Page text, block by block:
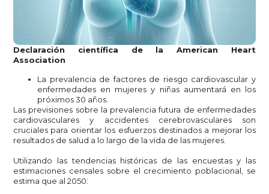
Declaración científica de la American Heart
Association
La prevalencia de factores de riesgo cardiovascular y
enfermedades en mujeres y niñas aumentará en los
próximos 30 años.
Las previsiones sobre la prevalencia futura de enfermedades
cardiovasculares y accidentes cerebrovasculares son
cruciales para orientar los esfuerzos destinados a mejorar los
resultados de salud a lo largo de la vida de las mujeres.
Utilizando las tendencias históricas de las encuestas y las
estimaciones censales sobre el crecimiento poblacional, se
estima que al 2050: